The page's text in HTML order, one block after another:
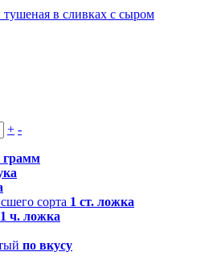
в сливках с сыром
+ -
грамм
сорта 1 ст. ложка
1 ч. ложка
по вкусу